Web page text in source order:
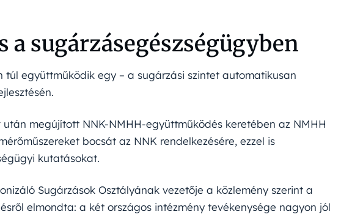
sugárzásegészségügyben
túl együttműködik egy – a sugárzási szintet automatikusan
megújított NNK-NMHH-együttműködés keretében az NMHH
bocsát az NNK rendelkezésére, ezzel is
kutatásokat.
Sugárzások Osztályának vezetője a közlemény szerint a
elmondta: a két országos intézmény tevékenysége nagyon jól